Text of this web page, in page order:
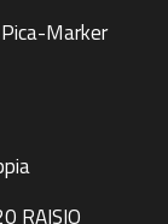
Marker
RAISIO